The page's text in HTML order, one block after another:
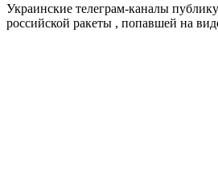
Украинские телеграм-каналы
российской ракеты , попавшей на